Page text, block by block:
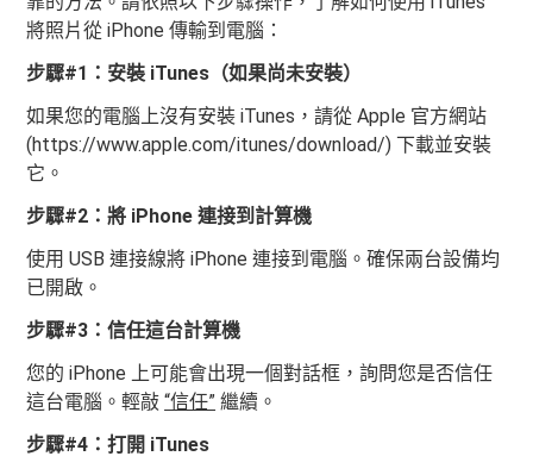
將照片從 iPhone 傳輸到電腦：
步驟#1：安裝 iTunes（如果尚未安裝）
如果您的電腦上沒有安裝 iTunes，請從 Apple 官方網站
(https://www.apple.com/itunes/download/) 下載並安裝
它。
步驟#2：將 iPhone 連接到計算機
使用 USB 連接線將 iPhone 連接到電腦。確保兩台設備均
已開啟。
步驟#3：信任這台計算機
您的 iPhone 上可能會出現一個對話框，詢問您是否信任
這台電腦。輕敲“信任” 繼續。
步驟#4：打開 iTunes